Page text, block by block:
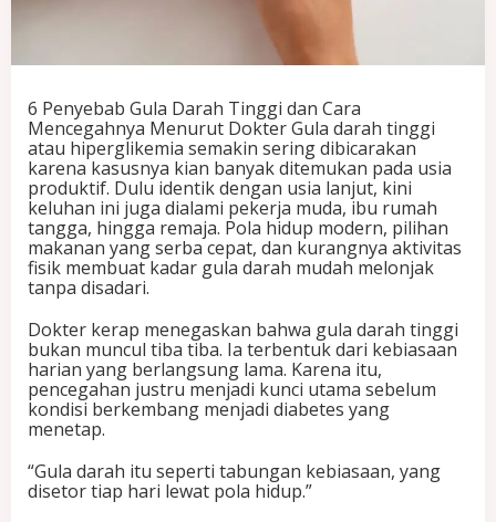
n
C
a
r
a
M
e
n
a
h
n
y
a
n
u
6 Penyebab Gula Darah Tinggi dan Cara
Mencegahnya Menurut Dokter Gula darah tinggi
atau hiperglikemia semakin sering dibicarakan
karena kasusnya kian banyak ditemukan pada usia
produktif. Dulu identik dengan usia lanjut, kini
keluhan ini juga dialami pekerja muda, ibu rumah
tangga, hingga remaja. Pola hidup modern, pilihan
makanan yang serba cepat, dan kurangnya aktivitas
fisik membuat kadar gula darah mudah melonjak
tanpa disadari.
Dokter kerap menegaskan bahwa gula darah tinggi
bukan muncul tiba tiba. Ia terbentuk dari kebiasaan
harian yang berlangsung lama. Karena itu,
pencegahan justru menjadi kunci utama sebelum
kondisi berkembang menjadi diabetes yang
menetap.
“Gula darah itu seperti tabungan kebiasaan, yang
disetor tiap hari lewat pola hidup.”